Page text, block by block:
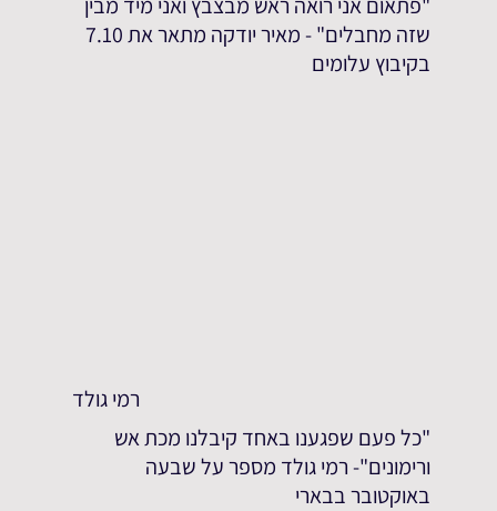
שזה מחבלים" - מאיר יודקה מתאר את 7.10
בקיבוץ עלומים
רמי גולד
"כל פעם שפגענו באחד קיבלנו מכת אש
ורימונים"- רמי גולד מספר על שבעה
באוקטובר בבארי